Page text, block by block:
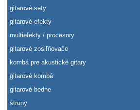
gitarové sety
gitarové efekty
multiefekty / procesory
gitarové zosiľňovače
kombá pre akustické gitary
gitarové kombá
gitarové bedne
struny